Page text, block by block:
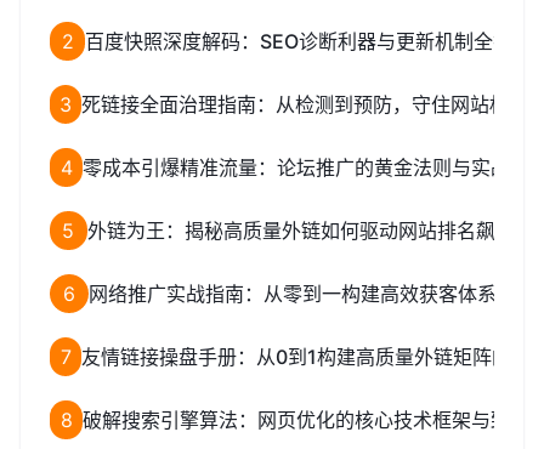
2 百度快照深度解码：SEO诊断利器与更新机制全揭秘
3 死链接全面治理指南：从检测到预防，守住网站权重
4 零成本引爆精准流量：论坛推广的黄金法则与实战全
5 外链为王：揭秘高质量外链如何驱动网站排名飙升
6 网络推广实战指南：从零到一构建高效获客体系
7 友情链接操盘手册：从0到1构建高质量外链矩阵的完
8 破解搜索引擎算法：网页优化的核心技术框架与致命